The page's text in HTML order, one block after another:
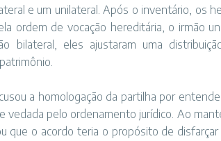
e um unilateral. Após o inventário, os
ordem de vocação hereditária, o irmão
bilateral, eles ajustaram uma
a homologação da partilha por
vedada pelo ordenamento jurídico. Ao
que o acordo teria o propósito de disfarçar